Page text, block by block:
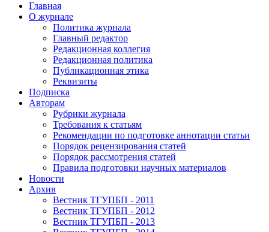
Главная
О журнале
Политика журнала
Главный редактор
Редакционная коллегия
Редакционная политика
Публикационная этика
Реквизиты
Подписка
Авторам
Рубрики журнала
Требования к статьям
Рекомендации по подготовке аннотации статьи
Порядок рецензирования статей
Порядок рассмотрения статей
Правила подготовки научных материалов
Новости
Архив
Вестник ТГУПБП - 2011
Вестник ТГУПБП - 2012
Вестник ТГУПБП - 2013